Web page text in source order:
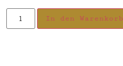
In den Warenkorb